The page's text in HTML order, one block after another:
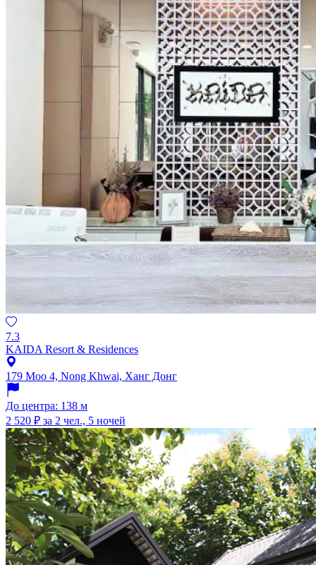
7.3
KAIDA Resort & Residences
179 Moo 4, Nong Khwai, Ханг Донг
До центра: 138 м
2 520 ₽ за 2 чел., 5 ночей